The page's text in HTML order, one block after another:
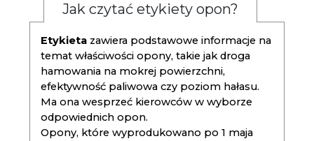
Jak czytać etykiety opon?
Etykieta zawiera podstawowe informacje na
temat właściwości opony, takie jak droga
hamowania na mokrej powierzchni,
efektywność paliwowa czy poziom hałasu.
Ma ona wesprzeć kierowców w wyborze
odpowiednich opon.
Opony, które wyprodukowano po 1 maja